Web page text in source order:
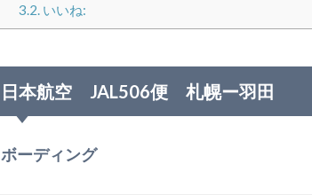
3.2.いいね:
日本航空 JAL506便 札幌ー羽田
ボーディング